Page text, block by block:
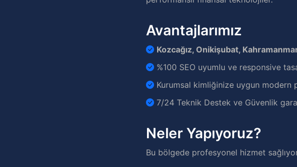
Avantajlarımız
Kozcağız, Onikişubat,
%100 SEO uyumlu ve responsive
Kurumsal kimliğinize uygun modern
7/24 Teknik Destek ve Güvenlik
Neler Yapıyoruz?
Bu bölgede profesyonel hizmet